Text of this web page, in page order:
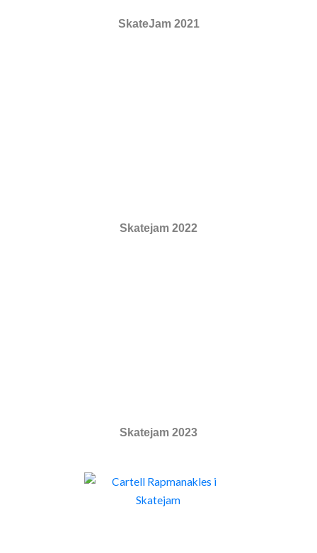
SkateJam 2021
Skatejam 2022
Skatejam 2023